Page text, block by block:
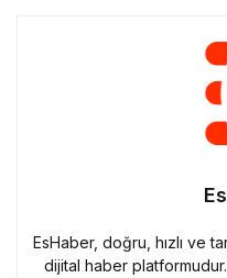
EsHaber, doğru, hızlı ve
dijital haber